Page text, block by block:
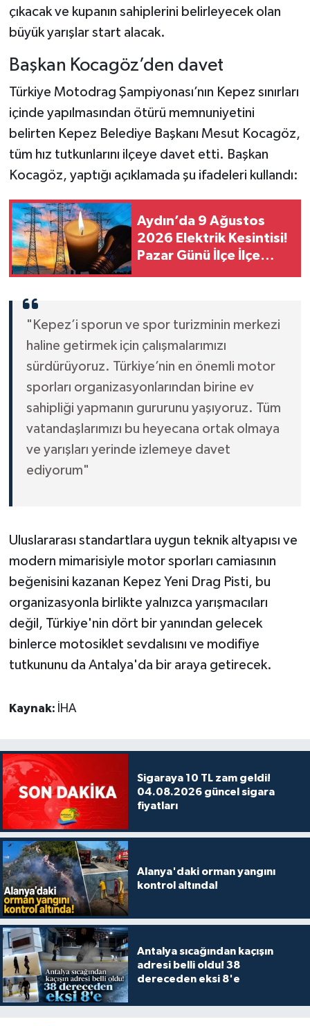
çıkacak ve kupanın sahiplerini belirleyecek olan
büyük yarışlar start alacak.
Başkan Kocagöz’den davet
Türkiye Motodrag Şampiyonası’nın Kepez sınırları
içinde yapılmasından ötürü memnuniyetini
belirten Kepez Belediye Başkanı Mesut Kocagöz,
tüm hız tutkunlarını ilçeye davet etti. Başkan
Kocagöz, yaptığı açıklamada şu ifadeleri kullandı:
Aydın’da 9 Ağustos
2026 Elektrik Kesintisi!
Pazar Günü İlçe İlçe
"Kepez’i sporun ve spor turizminin merkezi
haline getirmek için çalışmalarımızı
sürdürüyoruz. Türkiye’nin en önemli motor
sporları organizasyonlarından birine ev
sahipliği yapmanın gururunu yaşıyoruz. Tüm
vatandaşlarımızı bu heyecana ortak olmaya
ve yarışları yerinde izlemeye davet
ediyorum"
Uluslararası standartlara uygun teknik altyapısı ve
modern mimarisiyle motor sporları camiasının
beğenisini kazanan Kepez Yeni Drag Pisti, bu
organizasyonla birlikte yalnızca yarışmacıları
değil, Türkiye'nin dört bir yanından gelecek
binlerce motosiklet sevdalısını ve modifiye
tutkununu da Antalya'da bir araya getirecek.
Kaynak: İHA
Sigaraya 10 TL zam geldi!
04.08.2026 güncel sigara
fiyatları
Alanya'daki orman yangını
kontrol altında!
Antalya sıcağından kaçışın
adresi belli oldu! 38
dereceden eksi 8'e